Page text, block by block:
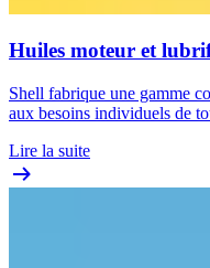
Huiles moteur et
Shell fabrique une gamme
aux besoins individuels de
Lire la suite